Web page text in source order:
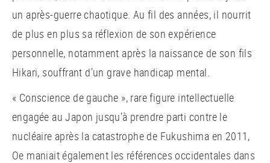
un après-guerre chaotique. Au fil des années, il nourrit
de plus en plus sa réflexion de son expérience
personnelle, notamment après la naissance de son fils
Hikari, souffrant d’un grave handicap mental.
« Conscience de gauche », rare figure intellectuelle
engagée au Japon jusqu’à prendre parti contre le
nucléaire après la catastrophe de Fukushima en 2011,
Oe maniait également les références occidentales dans